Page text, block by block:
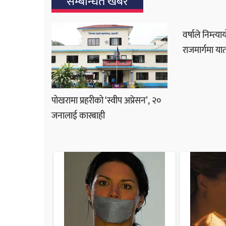
पोखरामा प्रहरीको ‘स्वीप अप्रेसन’, २०
जनालाई कारबाही
वर्षाले
राजमार्गमा